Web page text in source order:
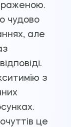
чудово
але
з
це